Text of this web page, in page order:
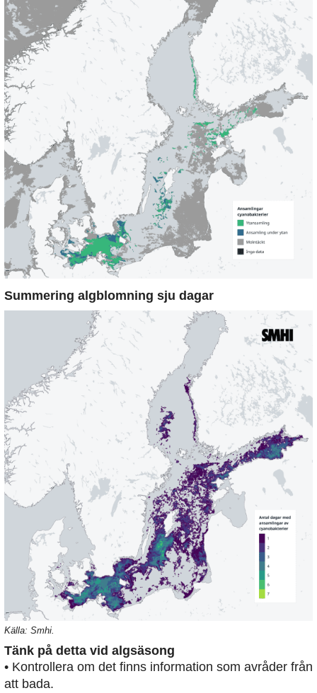
Summering algblomning sju dagar
Källa: Smhi.
Tänk på detta vid algsäsong
• Kontrollera om det finns information som avråder från
att bada.